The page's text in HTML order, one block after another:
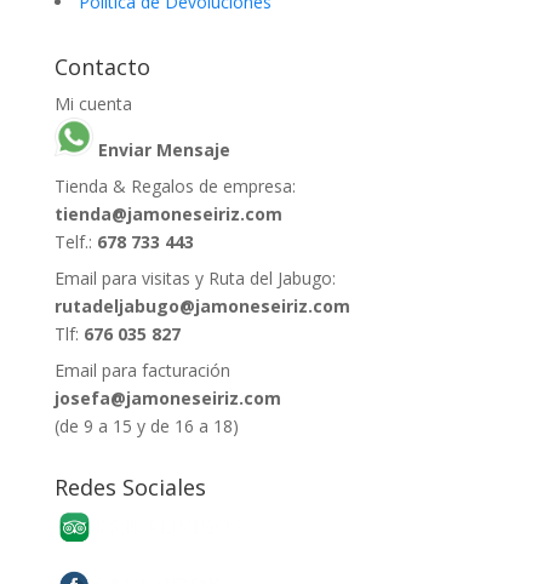
Contacto
Mi cuenta
Enviar Mensaje
Tienda & Regalos de empresa:
tienda@jamoneseiriz.com
Telf.: 678 733 443
Email para visitas y Ruta del Jabugo:
rutadeljabugo@jamoneseiriz.com
Tlf: 676 035 827
Email para facturación
josefa@jamoneseiriz.com
(de 9 a 15 y de 16 a 18)
Redes Sociales